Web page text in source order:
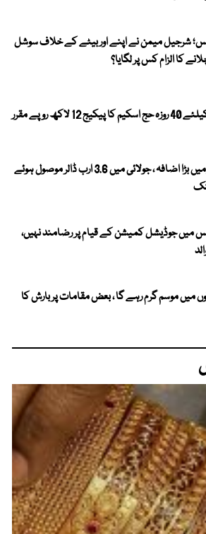
شرجیل میمن نے اپنے اور بیٹے کے خلاف سوشل
کا الزام کس پر لگایا؟
12 لاکھ روپے مقرر
ترسیلات زر میں بڑا اضافہ ، جولائی میں 3.6 ارب ڈالر موصول ہوئے
میں جوڈیشل کمیشن کے قیام پر رضامند نہیں،
میں موسم گرم رہے گا ، بعض مقامات پر بارش کا